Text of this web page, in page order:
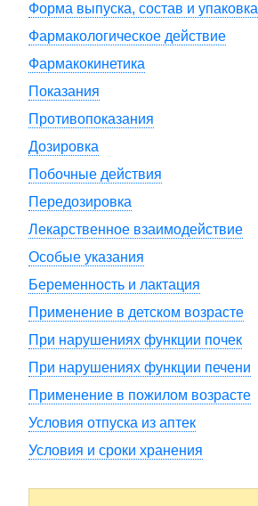
Форма выпуска, состав и упаковка
Фармакологическое действие
Фармакокинетика
Показания
Противопоказания
Дозировка
Побочные действия
Передозировка
Лекарственное взаимодействие
Особые указания
Беременность и лактация
Применение в детском возрасте
При нарушениях функции почек
При нарушениях функции печени
Применение в пожилом возрасте
Условия отпуска из аптек
Условия и сроки хранения